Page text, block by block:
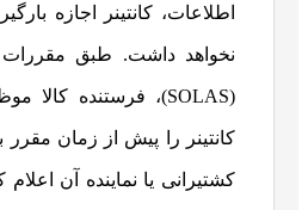
اطلاعات، کانتینر اجازه
نخواهد داشت. طبق
کانتینر را پیش از زمان
کشتیرانی یا نماینده آن